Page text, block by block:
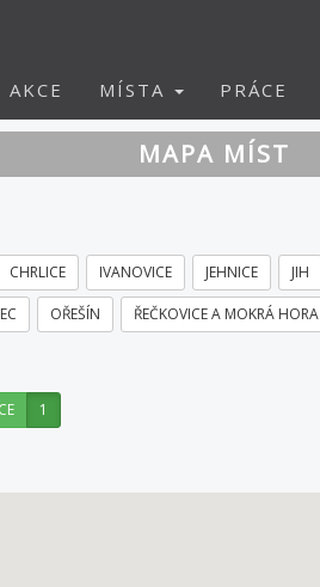
MÍSTA PRÁCE
MAPA MÍST
CHRLICE IVANOVICE JEHNICE JIH
OŘEŠÍN ŘEČKOVICE A MOKRÁ HORA
1